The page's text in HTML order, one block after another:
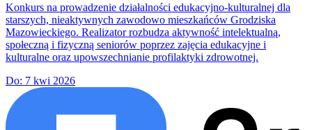
Konkurs na prowadzenie działalności edukacyjno-kulturalnej dla
starszych, nieaktywnych zawodowo mieszkańców Grodziska
Mazowieckiego. Realizator rozbudza aktywność intelektualną,
społeczną i fizyczną seniorów poprzez zajęcia edukacyjne i
kulturalne oraz upowszechnianie profilaktyki zdrowotnej.
Do: 7 kwi 2026